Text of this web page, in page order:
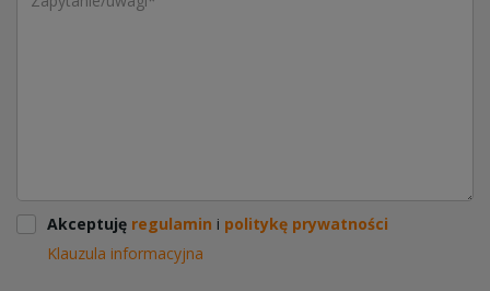
Akceptuję regulamin i politykę prywatności
Klauzula informacyjna